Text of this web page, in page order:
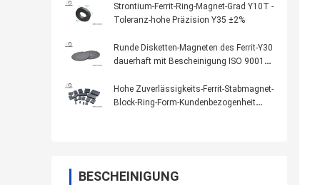
Strontium-Ferrit-Ring-Magnet-Grad Y10T -
Toleranz-hohe Präzision Y35 ±2%
Runde Disketten-Magneten des Ferrit-Y30
dauerhaft mit Bescheinigung ISO 9001
Hohe Zuverlässigkeits-Ferrit-Stabmagnet-
Block-Ring-Form-Kundenbezogenheit
BESCHEINIGUNG